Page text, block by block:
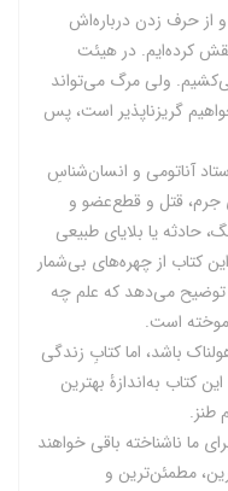
از حرف زدن درباره‌اش
کرده‌ایم. در هیئت
ولی مرگ می‌تواند
گریزناپذیر است، پس
آناتومی و انسان‌شناسِ
جرم، قتل و قطع‌عضو و
حادثه یا بلایای طبیعی
کتاب از چهره‌های بی‌شمار
توضیح می‌دهد که علم چه
است.
باشد، اما کتابِ زندگی
کتاب به‌اندازۀ بهترین
طنز.
ما ناشناخته باقی خواهند
مطمئن‌ترین و